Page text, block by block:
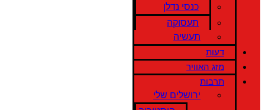
כנסי נדלן
תעסוקה
תעשיה
דעות
מזג האוויר
תרבות
ירושלים שלי